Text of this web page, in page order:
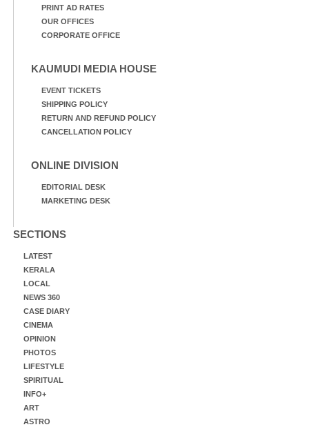
PRINT AD RATES
OUR OFFICES
CORPORATE OFFICE
KAUMUDI MEDIA HOUSE
EVENT TICKETS
SHIPPING POLICY
RETURN AND REFUND POLICY
CANCELLATION POLICY
ONLINE DIVISION
EDITORIAL DESK
MARKETING DESK
SECTIONS
LATEST
KERALA
LOCAL
NEWS 360
CASE DIARY
CINEMA
OPINION
PHOTOS
LIFESTYLE
SPIRITUAL
INFO+
ART
ASTRO